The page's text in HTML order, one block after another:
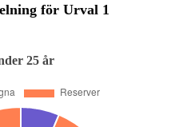
för Urval 1
25 år